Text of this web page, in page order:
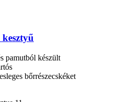
pamutból készült
bőrrészecskéket